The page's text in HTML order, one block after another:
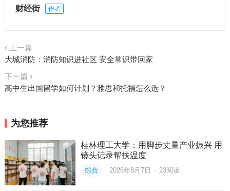
财经街 作者
上一篇
大城消防：消防知识进社区 安全常识带回家
下一篇
高中生出国留学如何计划？雅思和托福怎么选？
为您推荐
桂林理工大学：用脚步丈量产业振兴 用
镜头记录帮扶温度
综合 2026年8月7日 · 23阅读